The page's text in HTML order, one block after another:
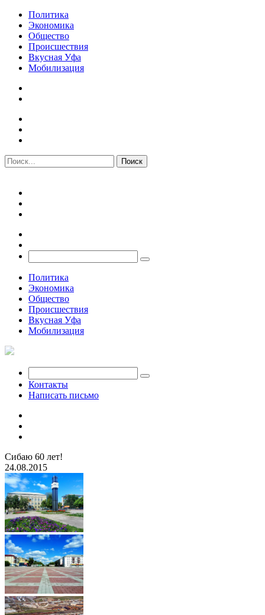
Политика
Экономика
Общество
Происшествия
Вкусная Уфа
Мобилизация
Политика
Экономика
Общество
Происшествия
Вкусная Уфа
Мобилизация
Контакты
Написать письмо
Сибаю 60 лет!
24.08.2015